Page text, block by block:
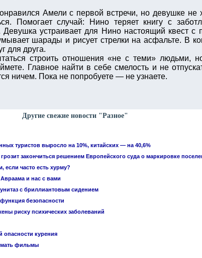
Амели с первой встречи, но девушке не
Помогает случай: Нино теряет книгу с
устраивает для Нино настоящий квест с
шарады и рисует стрелки на асфальте. В
для друга.
строить отношения «не с теми» людьми, но
Главное найти в себе смелость и не
ничем. Пока не попробуете — не узнаете.
Другие свежие новости "Разное"
туристов выросло на 10%, китайских — на 40,6%
закончиться решением Европейского суда о маркировке
если часто есть хурму?
и нас с вами
с бриллиантовым сидением
безопасности
риску психических заболеваний
опасности курения
фильмы